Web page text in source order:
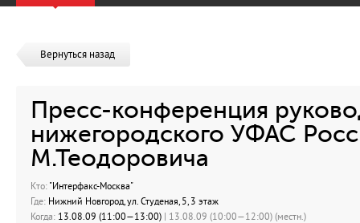
Вернуться назад
Пресс-конференция
нижегородского УФАС
М.Теодоровича
Кто: "Интерфакс-Москва"
Где: Нижний Новгород, ул. Студеная, 5, 3 этаж
Когда: 13.08.09 (11:00—13:00) | 13.08.09 (10:00—12:00) (местн.)